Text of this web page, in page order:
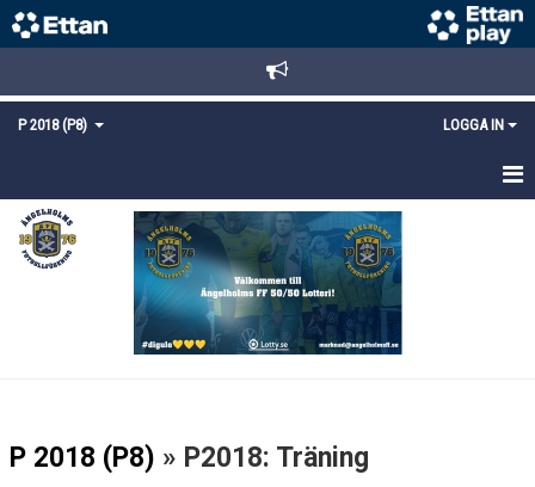
P 2018 (P8) LOGGA IN
HEM
TRUPPEN
P 2018 (P8) » P2018: Träning